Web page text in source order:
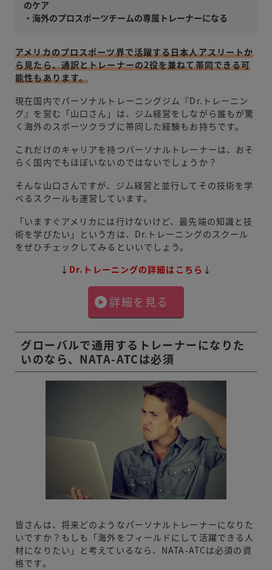
のケア
・海外のプロスポーツチームの専属トレーナーになる
アメリカのプロスポーツ界で活躍する日本人アスリートか
ら見たら、通訳とトレーナーの2役を兼ねて帯同できる可
能性もあります。
現在国内でパーソナルトレーニングジム『Dr.トレーニン
グ』を営む「山口さん」は、ジム経営をしながら誰もが驚
く海外のスポーツクラブに帯同した経験もお持ちです。
これだけのキャリアを持つパーソナルトレーナーは、おそ
らく国内でもほぼいないのではないでしょうか？
そんな山口さんですが、ジム経営と並行してその技術を学
べるスクールも運営しています。
「いますぐアメリカには行けないけど、最先端の知識と技
術を学びたい」という方は、Dr.トレーニングのスクール
をぜひチェックしてみるといいでしょう。
↓ Dr.トレーニングの詳細はこちら ↓
詳細を見る
グローバルで通用するトレーナーになりた
いのなら、NATA-ATCは必須
皆さんは、将来どのようなパーソナルトレーナーになりた
いですか？もしも「海外をフィールドにして活躍できる人
材になりたい」と考えているなら、NATA-ATCは必須の資
格です。